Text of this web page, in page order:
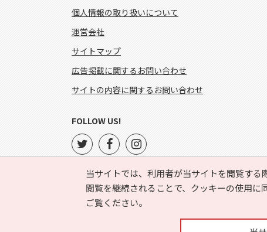
当サイトでは、利用者が当サイトを閲覧す
閲覧を継続されることで、クッキーの使用に
ご覧ください。
個人情報の取り扱いについて
運営会社
サイトマップ
広告掲載に関するお問い合わせ
サイトの内容に関するお問い合わせ
FOLLOW US!